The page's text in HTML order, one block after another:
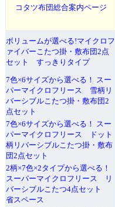
コタツ布団総合案内ページ
ボリュームが選べる!マイクロフ
ァイバーこたつ掛・敷布団2点
セット すっきりタイプ
7色×6サイズから選べる！ スー
パーマイクロフリース 雪柄リ
バーシブルこたつ掛・敷布団2
点セット
7色×6サイズから選べる！ スー
パーマイクロフリース ドット
柄リバーシブルこたつ掛・敷布
団2点セット
2柄×7色×2タイプから選べる！
スーパーマイクロフリース リ
バーシブルこたつ4点セット
省スペース